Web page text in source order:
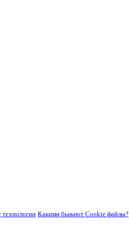
технологии Какими бывают Cookie файлы?